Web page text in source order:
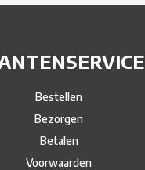
Bestellen
Bezorgen
Betalen
Voorwaarden